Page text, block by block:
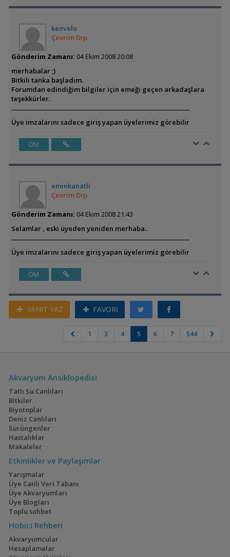
kenvelo
Çevrim Dışı
Gönderim Zamanı: 04 Ekim 2008 20:08
merhabalar ;)
Bitkili tanka başladım.
Forumdan edindiğim bilgiler için emeği geçen arkadaşlara
teşekkürler.
Üye imzalarını sadece giriş yapan üyelerimiz görebilir
ÖM
eminkanatli
Çevrim Dışı
Gönderim Zamanı: 04 Ekim 2008 21:43
Selamlar , eski üyeden yeniden merhaba..
Üye imzalarını sadece giriş yapan üyelerimiz görebilir
ÖM
YANIT YAZ FAVORİ
1 3 4 5 6 7 544
Akvaryum Ansiklopedisi
Tatlı Su Canlıları
Bitkiler
Biyotoplar
Deniz Canlıları
Sürüngenler
Hastalıklar
Makaleler
Etkinlikler ve Paylaşımlar
Yarışmalar
Üye Canlı Veri Tabanı
Üye Akvaryumları
Üye Blogları
Toplu sohbet
Hobici Rehberi
Akvaryumcular
Hesaplamalar